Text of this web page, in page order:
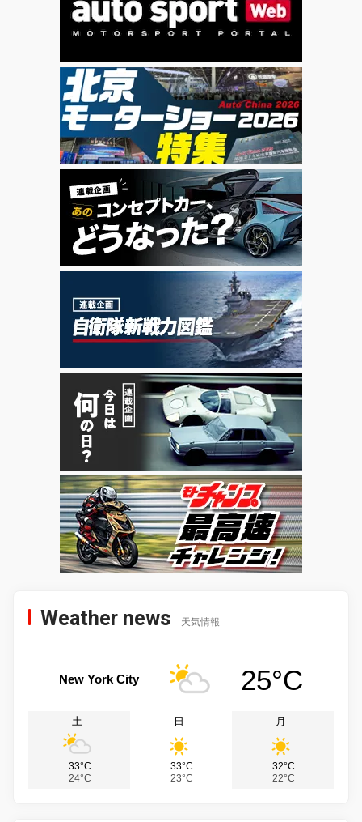
Weather news 天気情報
New York City 25°C
土
33°C
24°C
日
33°C
23°C
月
32°C
22°C